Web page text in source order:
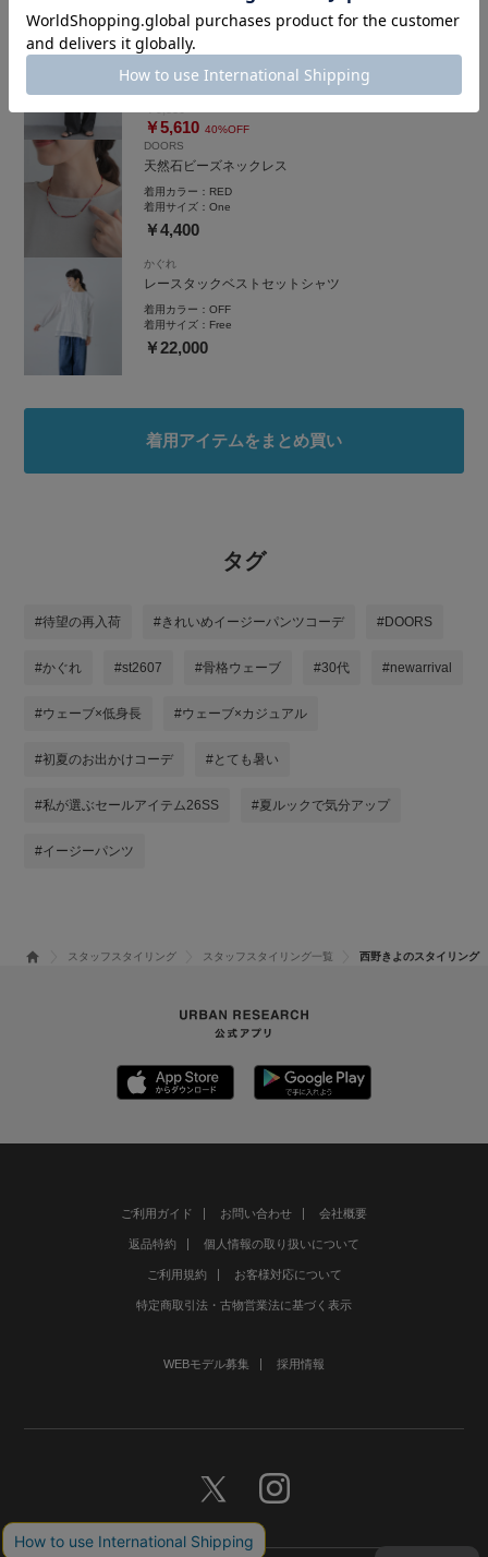
DOORS
リヨセルデニムイージーパンツ
着用カラー：BLACK
￥5,610 40%OFF
DOORS
天然石ビーズネックレス
着用カラー： RED
着用サイズ：One
￥4,400
かぐれ
レースタックベストセットシャツ
着用カラー：OFF
着用サイズ： Free
￥22,000
着用アイテムをまとめ買い
タグ
#待望の再入荷 #きれいめイージーパンツコーデ #DOORS
#かぐれ #st2607 #骨格ウェーブ #30代 #newarrival
#ウェーブ×低身長 #ウェーブ×カジュアル
#初夏のお出かけコーデ #とても暑い
#私が選ぶセールアイテム26SS #夏ルックで気分アップ
#イージーパンツ
スタッフスタイリング スタッフスタイリング一覧 西野きよのスタイリング
ご利用ガイド お問い合わせ 会社概要
返品特約 個人情報の取り扱いについて
ご利用規約 お客様対応について
特定商取引法・古物営業法に基づく表示
WEBモデル募集 採用情報